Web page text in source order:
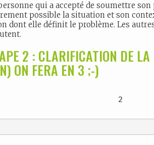
qui a accepté de soumettre
possible la situation et son
dont elle définit le problème. Les
2 : CLARIFICATION DE
ON FERA EN 3 ;-)